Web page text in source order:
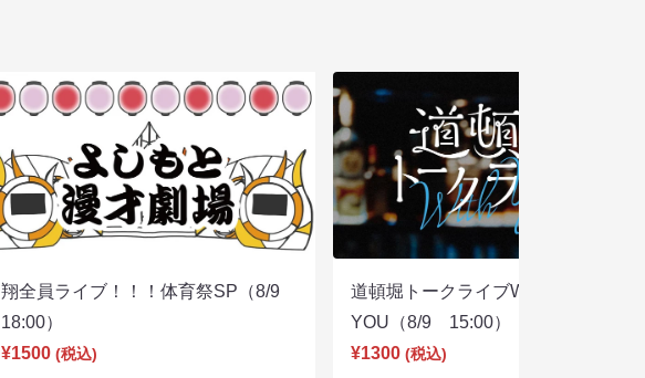
翔全員ライブ！！！体育祭SP（8/9
18:00）
¥1500 (税込)
道頓堀トークライブWITH
YOU（8/9 15:00）
¥1300 (税込)